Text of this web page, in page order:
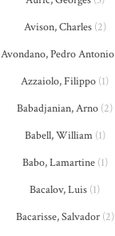
Avison, Charles(2)
Avondano, Pedro Antonio
Azzaiolo, Filippo (1)
Babadjanian, Arno (2)
Babell, William(1)
Babo, Lamartine(1)
Bacalov, Luis (1)
Bacarisse, Salvador(2)